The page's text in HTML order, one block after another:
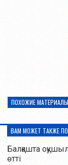
ПОХОЖИЕ МАТЕРИАЛЫ
ВАМ МОЖЕТ ТАКЖЕ
Балқашта
өтті